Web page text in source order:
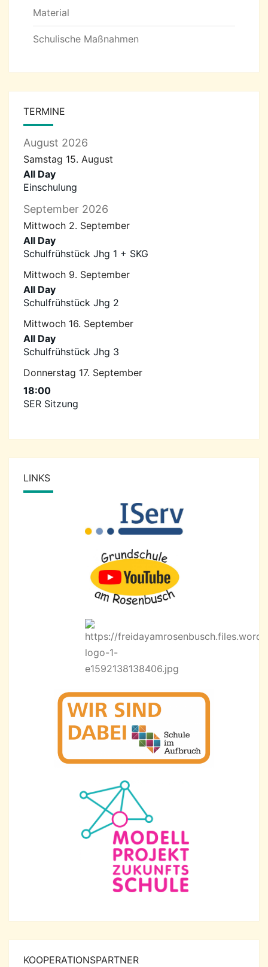
Material
Schulische Maßnahmen
TERMINE
August 2026
Samstag 15. August
All Day
Einschulung
September 2026
Mittwoch 2. September
All Day
Schulfrühstück Jhg 1 + SKG
Mittwoch 9. September
All Day
Schulfrühstück Jhg 2
Mittwoch 16. September
All Day
Schulfrühstück Jhg 3
Donnerstag 17. September
18:00
SER Sitzung
LINKS
KOOPERATIONSPARTNER